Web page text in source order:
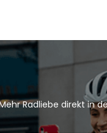
Radliebe direkt in